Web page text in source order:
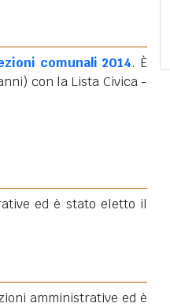
comunali 2014. È
con la Lista Civica -
ed è stato eletto il
amministrative ed è